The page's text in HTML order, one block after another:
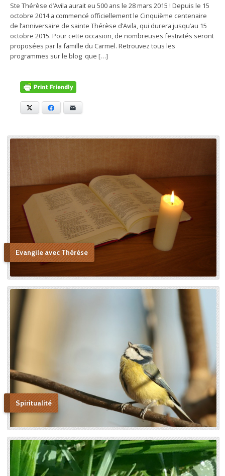
Ste Thérèse d’Avila aurait eu 500 ans le 28 mars 2015 ! Depuis le 15
octobre 2014 a commencé officiellement le Cinquième centenaire
de l’anniversaire de sainte Thérèse d’Avila, qui durera jusqu’au 15
octobre 2015. Pour cette occasion, de nombreuses festivités seront
proposées par la famille du Carmel. Retrouvez tous les
programmes sur le blog que […]
Facebook
Evangile avec Thérèse
Spiritualité